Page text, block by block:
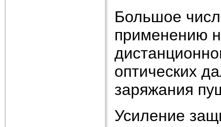
Большое
применению
оптических
заряжания
Усиление